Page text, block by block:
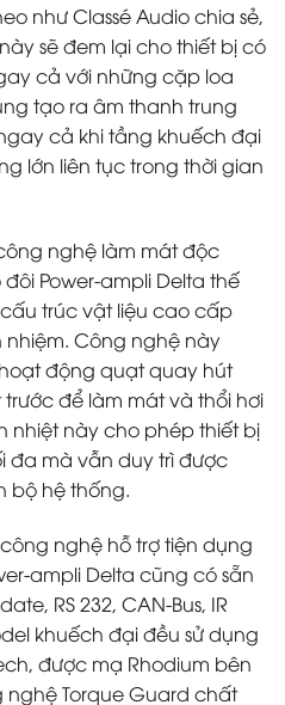
như Classé Audio chia sẻ,
sẽ đem lại cho thiết bị có
cả với những cặp loa
tạo ra âm thanh trung
cả khi tầng khuếch đại
lớn liên tục trong thời gian
nghệ làm mát độc
Power-ampli Delta thế
trúc vật liệu cao cấp
nhiệm. Công nghệ này
động quạt quay hút
để làm mát và thổi hơi
nhiệt này cho phép thiết bị
đa mà vẫn duy trì được
bộ hệ thống.
nghệ hỗ trợ tiện dụng
ampli Delta cũng có sẵn
RS 232, CAN-Bus, IR
khuếch đại đều sử dụng
được mạ Rhodium bên
Torque Guard chất